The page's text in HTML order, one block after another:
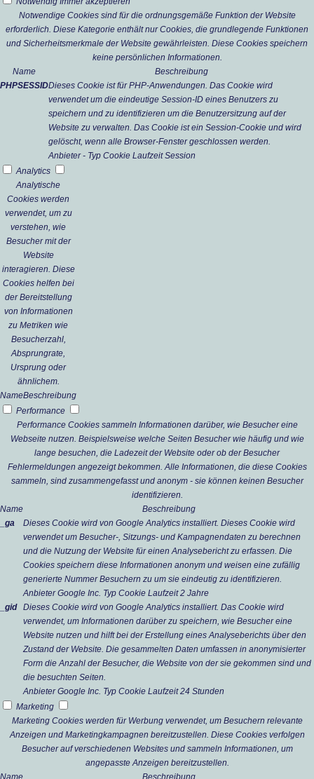
Notwendige Cookies sind für die ordnungsgemäße Funktion der Website
erforderlich. Diese Kategorie enthält nur Cookies, die grundlegende Funktionen
und Sicherheitsmerkmale der Website gewährleisten. Diese Cookies speichern
keine persönlichen Informationen.
Name
Beschreibung
PHPSESSIDDieses Cookie ist für PHP-Anwendungen. Das Cookie wird
verwendet um die eindeutige Session-ID eines Benutzers zu
speichern und zu identifizieren um die Benutzersitzung auf der
Website zu verwalten. Das Cookie ist ein Session-Cookie und wird
gelöscht, wenn alle Browser-Fenster geschlossen werden.
Anbieter - Typ Cookie Laufzeit Session
Analytics
Analytische
Cookies werden
verwendet, um zu
verstehen, wie
Besucher mit der
Website
interagieren. Diese
Cookies helfen bei
der Bereitstellung
von Informationen
zu Metriken wie
Besucherzahl,
Absprungrate,
Ursprung oder
ähnlichem.
NameBeschreibung
Performance
Performance Cookies sammeln Informationen darüber, wie Besucher eine
Webseite nutzen. Beispielsweise welche Seiten Besucher wie häufig und wie
lange besuchen, die Ladezeit der Website oder ob der Besucher
Fehlermeldungen angezeigt bekommen. Alle Informationen, die diese Cookies
sammeln, sind zusammengefasst und anonym - sie können keinen Besucher
identifizieren.
Name
Beschreibung
_ga
Dieses Cookie wird von Google Analytics installiert. Dieses Cookie wird
verwendet um Besucher-, Sitzungs- und Kampagnendaten zu berechnen
und die Nutzung der Website für einen Analysebericht zu erfassen. Die
Cookies speichern diese Informationen anonym und weisen eine zufällig
generierte Nummer Besuchern zu um sie eindeutig zu identifizieren.
Anbieter Google Inc. Typ Cookie Laufzeit 2 Jahre
_gid
Dieses Cookie wird von Google Analytics installiert. Das Cookie wird
verwendet, um Informationen darüber zu speichern, wie Besucher eine
Website nutzen und hilft bei der Erstellung eines Analyseberichts über den
Zustand der Website. Die gesammelten Daten umfassen in anonymisierter
Form die Anzahl der Besucher, die Website von der sie gekommen sind und
die besuchten Seiten.
Anbieter Google Inc. Typ Cookie Laufzeit 24 Stunden
Marketing
Marketing Cookies werden für Werbung verwendet, um Besuchern relevante
Anzeigen und Marketingkampagnen bereitzustellen. Diese Cookies verfolgen
Besucher auf verschiedenen Websites und sammeln Informationen, um
angepasste Anzeigen bereitzustellen.
Name
Beschreibung